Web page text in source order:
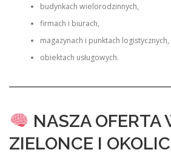
budynkach wielorodzinnych,
firmach i biurach,
magazynach i punktach logistycznych,
obiektach usługowych.
NASZA OFERTA
ZIELONCE I